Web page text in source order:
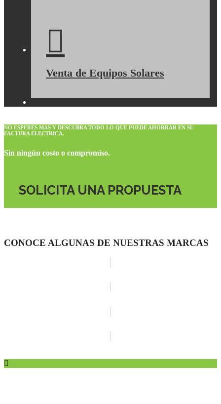
Venta de Equipos Solares
NO ESPERES MAS Y DESCUBRA TODO LO QUE PUEDE AHORRAR EN SU
FACTURA ELECTRICA.
Sin ningún costo o compromiso.
SOLICITA UNA PROPUESTA
CONOCE ALGUNAS DE NUESTRAS MARCAS